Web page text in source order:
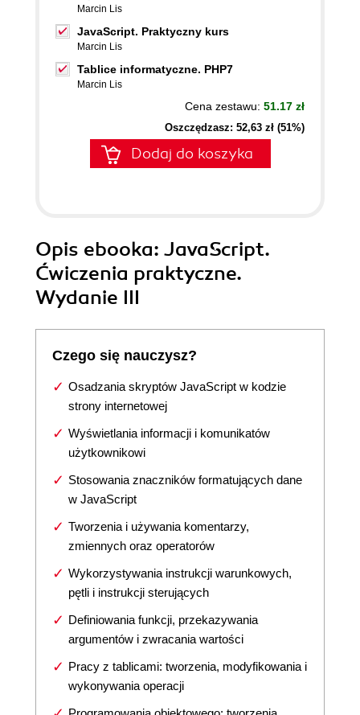
Marcin Lis
JavaScript. Praktyczny kurs
Marcin Lis
Tablice informatyczne. PHP7
Marcin Lis
Cena zestawu: 51.17 zł
Oszczędzasz: 52,63 zł (51%)
Dodaj do koszyka
Opis ebooka: JavaScript.
Ćwiczenia praktyczne.
Wydanie III
Czego się nauczysz?
Osadzania skryptów JavaScript w kodzie
strony internetowej
Wyświetlania informacji i komunikatów
użytkownikowi
Stosowania znaczników formatujących dane
w JavaScript
Tworzenia i używania komentarzy,
zmiennych oraz operatorów
Wykorzystywania instrukcji warunkowych,
pętli i instrukcji sterujących
Definiowania funkcji, przekazywania
argumentów i zwracania wartości
Pracy z tablicami: tworzenia, modyfikowania i
wykonywania operacji